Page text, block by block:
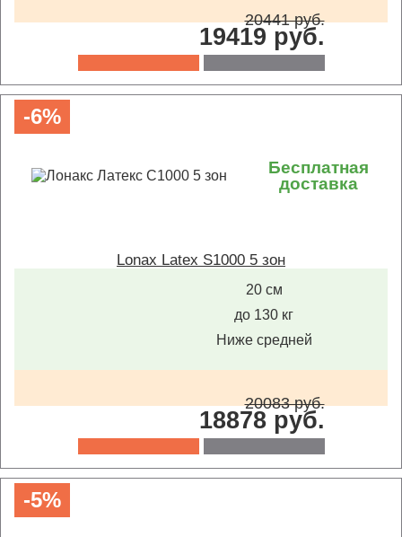
20441 руб.
19419 руб.
-6%
Бесплатная
доставка
Lonax Latex S1000 5 зон
20 см
до 130 кг
Ниже средней
20083 руб.
18878 руб.
-5%